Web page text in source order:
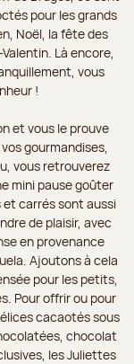
pour les grands
Noël, la fête des
Là encore,
vous
!
et vous le prouve
gourmandises,
vous retrouverez
mini pause goûter
carrés sont aussi
de plaisir, avec
en provenance
Ajoutons à cela
pour les petits,
Pour offrir ou pour
cacaotés sous
chocolat
les Juliettes